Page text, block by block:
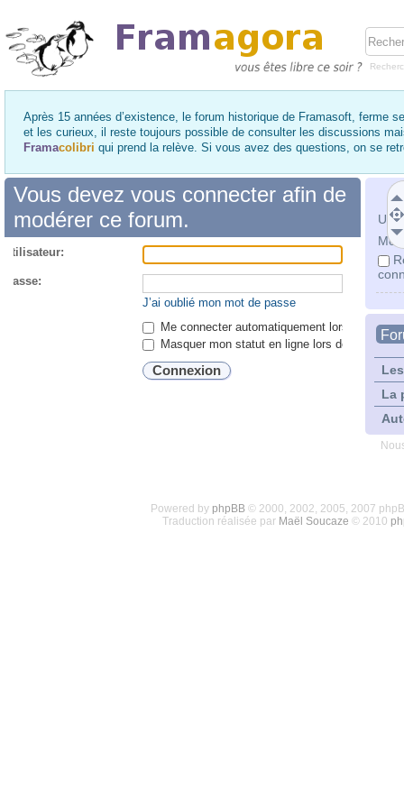
Après 15 années d’existence, le forum historique de Framasoft, ferme
et les curieux, il reste toujours possible de consulter les discussions
Framacolibri qui prend la relève. Si vous avez des questions, on se
Mot
La
Vous devez vous connecter afin de
modérer ce forum.
passe:
J’ai oublié mon mot de passe
Me connecter automatiquement lors de
Masquer mon statut en ligne lors de cette
Powered by phpBB© 2000, 2002, 2005, 2007
Traduction réalisée par Maël Soucaze © 2010